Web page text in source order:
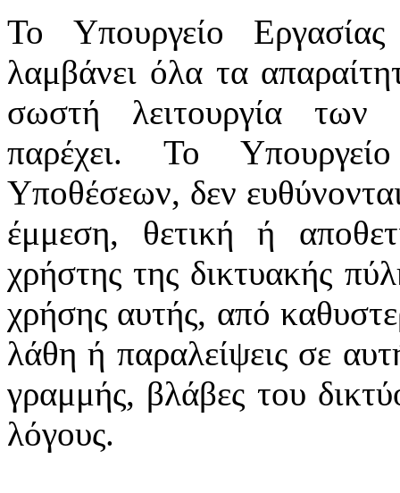
Το Υπουργείο
λαμβάνει όλα τα
σωστή λειτουργία των
παρέχει. Το
Υποθέσεων, δεν
έμμεση, θετική ή
χρήστης της δικτυακής
χρήσης αυτής, από
λάθη ή παραλείψεις σε
γραμμής, βλάβες του
λόγους.